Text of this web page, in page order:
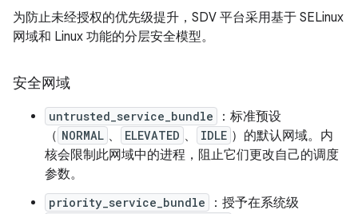
为防止未经授权的优先级提升，SDV 平台采用基于 SELinux
网域和 Linux 功能的分层安全模型。
安全网域
untrusted_service_bundle
：标准预设
（ NORMAL 、 ELEVATED 、 IDLE ）的默认网域。内
核会限制此网域中的进程，阻止它们更改自己的调度
参数。
priority_service_bundle ：授予在系统级